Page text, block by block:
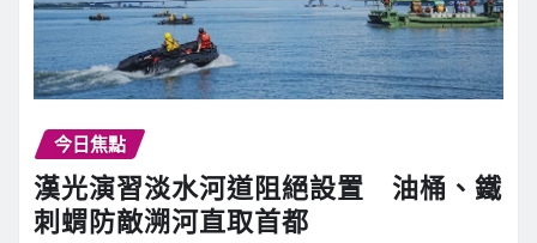
今日焦點
漢光演習淡水河道阻絕設置 油桶、鐵
刺蝟防敵溯河直取首都